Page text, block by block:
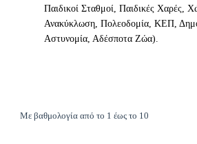
Παιδικοί Σταθμοί, Παιδικές Χαρές,
Ανακύκλωση, Πολεοδομία, ΚΕΠ,
Αστυνομία, Αδέσποτα Ζώα).
Με βαθμολογία από το 1 έως το 10